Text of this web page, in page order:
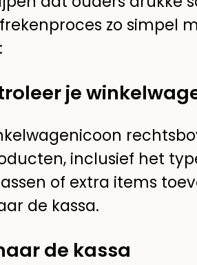
zo simpel
je
inclusief het
of extra items
de kassa.
de kassa